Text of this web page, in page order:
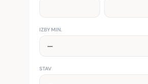
IZBY MIN.
STAV